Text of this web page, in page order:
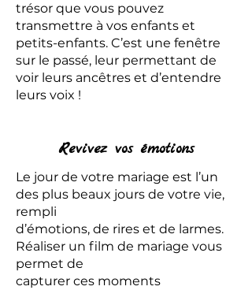
trésor que vous pouvez
transmettre à vos enfants et
petits-enfants. C’est une fenêtre
sur le passé, leur permettant de
voir leurs ancêtres et d’entendre
leurs voix !
Revivez vos émotions
Le jour de votre mariage est l’un
des plus beaux jours de votre vie,
rempli
d’émotions, de rires et de larmes.
Réaliser un film de mariage vous
permet de
capturer ces moments